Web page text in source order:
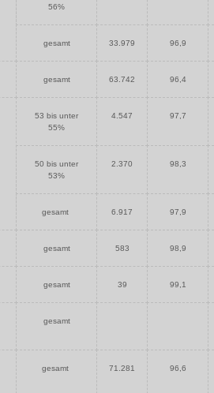
56%
gesamt 33.979 96,9
gesamt 63.742 96,4
53 bis unter
55%
4.547 97,7
50 bis unter
53%
2.370 98,3
gesamt 6.917 97,9
gesamt 583 98,9
gesamt 39 99,1
gesamt
gesamt 71.281 96,6